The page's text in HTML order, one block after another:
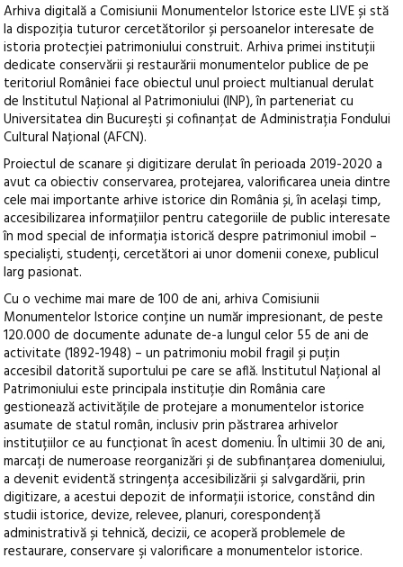
Arhiva digitală a Comisiunii Monumentelor Istorice este LIVE și stă
la dispoziția tuturor cercetătorilor și persoanelor interesate de
istoria protecției patrimoniului construit. Arhiva primei instituții
dedicate conservării și restaurării monumentelor publice de pe
teritoriul României face obiectul unul proiect multianual derulat
de Institutul Naţional al Patrimoniului (INP), în parteneriat cu
Universitatea din Bucureşti și cofinanţat de Administrația Fondului
Cultural Național (AFCN).
Proiectul de scanare și digitizare derulat în perioada 2019-2020 a
avut ca obiectiv conservarea, protejarea, valorificarea uneia dintre
cele mai importante arhive istorice din România și, în același timp,
accesibilizarea informațiilor pentru categoriile de public interesate
în mod special de informația istorică despre patrimoniul imobil –
specialiști, studenți, cercetători ai unor domenii conexe, publicul
larg pasionat.
Cu o vechime mai mare de 100 de ani, arhiva Comisiunii
Monumentelor Istorice conține un număr impresionant, de peste
120.000 de documente adunate de-a lungul celor 55 de ani de
activitate (1892-1948) – un patrimoniu mobil fragil și puțin
accesibil datorită suportului pe care se află. Institutul Național al
Patrimoniului este principala instituție din România care
gestionează activitățile de protejare a monumentelor istorice
asumate de statul român, inclusiv prin păstrarea arhivelor
instituțiilor ce au funcționat în acest domeniu. În ultimii 30 de ani,
marcați de numeroase reorganizări și de subfinanțarea domeniului,
a devenit evidentă stringența accesibilizării și salvgardării, prin
digitizare, a acestui depozit de informații istorice, constând din
studii istorice, devize, relevee, planuri, corespondență
administrativă și tehnică, decizii, ce acoperă problemele de
restaurare, conservare şi valorificare a monumentelor istorice.